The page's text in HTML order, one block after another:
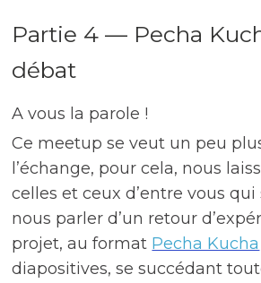
Partie 4 — Pecha
débat
A vous la parole !
Ce meetup se veut un peu
l’échange, pour cela, nous
celles et ceux d’entre vous
nous parler d’un retour
projet, au format Pecha Kucha
diapositives, se succédant